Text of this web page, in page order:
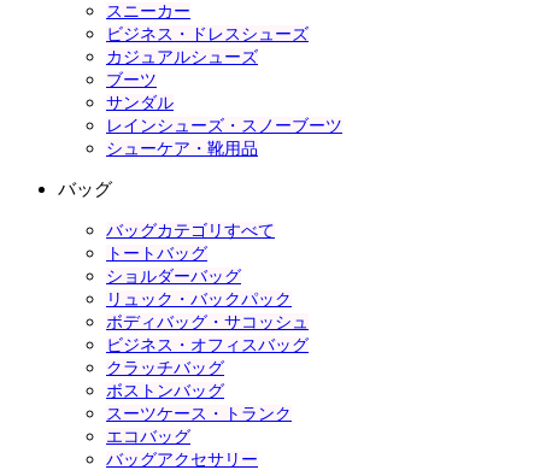
スニーカー
ビジネス・ドレスシューズ
カジュアルシューズ
ブーツ
サンダル
レインシューズ・スノーブーツ
シューケア・靴用品
バッグ
バッグカテゴリすべて
トートバッグ
ショルダーバッグ
リュック・バックパック
ボディバッグ・サコッシュ
ビジネス・オフィスバッグ
クラッチバッグ
ボストンバッグ
スーツケース・トランク
エコバッグ
バッグアクセサリー